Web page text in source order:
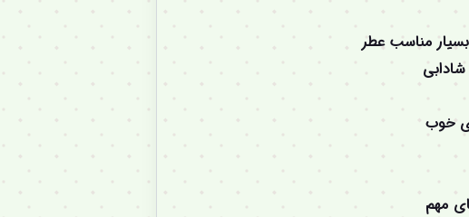
مناسب عطر
خوب
مهم